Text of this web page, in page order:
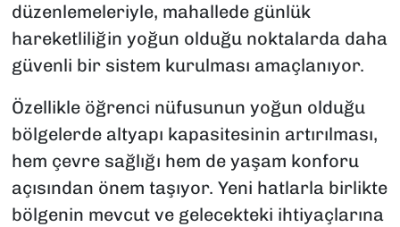
düzenlemeleriyle, mahallede günlük
hareketliliğin yoğun olduğu noktalarda daha
güvenli bir sistem kurulması amaçlanıyor.
Özellikle öğrenci nüfusunun yoğun olduğu
bölgelerde altyapı kapasitesinin artırılması,
hem çevre sağlığı hem de yaşam konforu
açısından önem taşıyor. Yeni hatlarla birlikte
bölgenin mevcut ve gelecekteki ihtiyaçlarına